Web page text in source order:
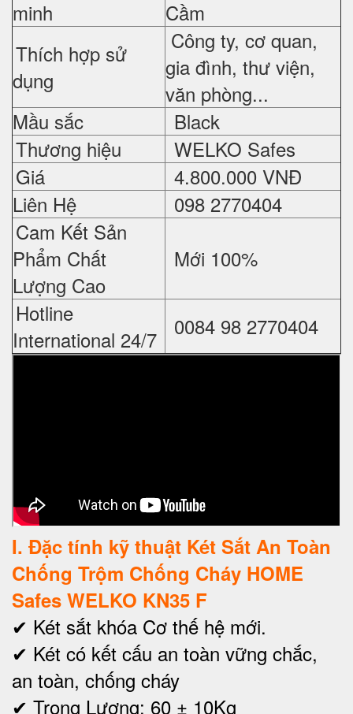
minh
Cầm
Thích hợp sử
dụng
Công ty, cơ quan,
gia đình, thư viện,
văn phòng...
Mầu sắc
Black
Thương hiệu
WELKO Safes
Giá
4.800.000 VNĐ
Liên Hệ
098 2770404
Cam Kết Sản
Phẩm Chất
Lượng Cao
Mới 100%
Hotline
International 24/7
0084 98 2770404
I. Đặc tính kỹ thuật Két Sắt An Toàn
Chống Trộm Chống Cháy HOME
Safes WELKO KN35 F
✔ Két sắt khóa Cơ thế hệ mới.
✔ Két có kết cấu an toàn vững chắc,
an toàn, chống cháy
✔ Trọng Lượng: 60 ± 10Kg